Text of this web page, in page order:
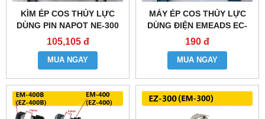
KÌM ÉP COS THỦY LỰC
DÙNG PIN NAPOT NE-300
105,105 đ
MUA NGAY
MÁY ÉP COS THỦY LỰC
DÙNG ĐIỆN EMEADS EC-
400B
190 đ
MUA NGAY